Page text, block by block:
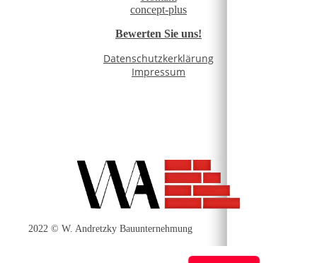
concept-plus
Bewerten Sie uns!
Datenschutzkerklärung
Impressum
2022 © W. Andretzky Bauunternehmung